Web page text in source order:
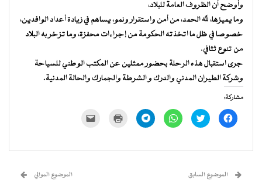
وأوضح أن الظروف العامة للبلاد،
وما يميزها، لله الحمد، من أمن واستقرار ونمو، يساهم في زيادة أعداد الوافدين،
خصوصا في ظل ما اتخذته الحكومة من إجراءات محفزة، وما تزخر به البلاد
من تنوع ثثافي.
جرى استقبال هذه الرحلة بحضور ممثلين عن المكتب الوطني للسياحة
وشركة الطيران المدني والدرك و الشرطة والجمارك والحالة المدنية.
مشاركة:
انقر
للمشاركة
في
اضغط
للمشاركة
في
انقر
للمشاركة
في
انقر
للمشاركة
في
للطباعة
جديدة) الإلكتروني
الموضوع السابق الموضوع الموالي